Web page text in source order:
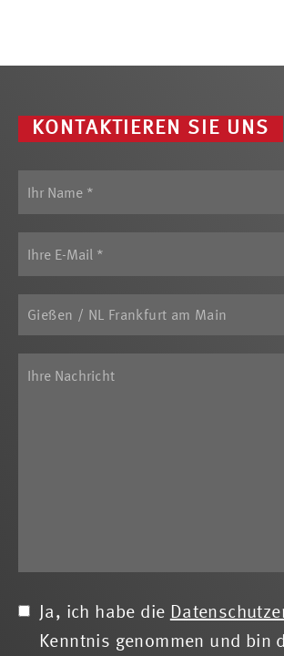
KONTAKTIEREN SIE UNS
Ja, ich habe die
Kenntnis genommen und bin